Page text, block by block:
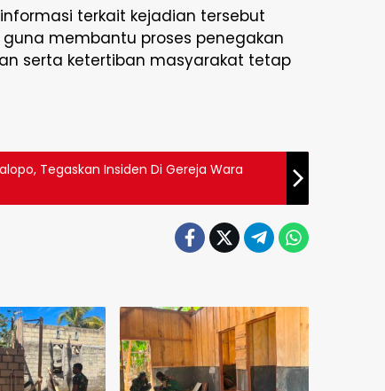
terkait kejadian tersebut
membantu proses penegakan
serta ketertiban masyarakat tetap
Tegaskan Insiden Di Gereja Wara